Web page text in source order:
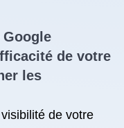
de votre
les
de votre